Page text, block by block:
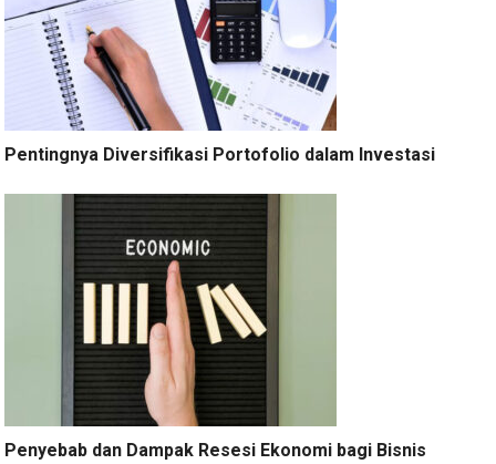
Pentingnya Diversifikasi Portofolio dalam Investasi
Penyebab dan Dampak Resesi Ekonomi bagi Bisnis